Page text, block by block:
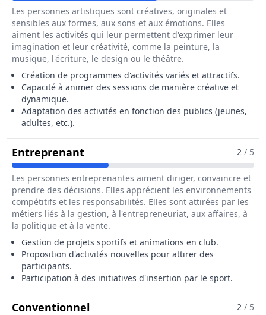
Les personnes artistiques sont créatives, originales et
sensibles aux formes, aux sons et aux émotions. Elles
aiment les activités qui leur permettent d'exprimer leur
imagination et leur créativité, comme la peinture, la
musique, l'écriture, le design ou le théâtre.
Création de programmes d'activités variés et attractifs.
Capacité à animer des sessions de manière créative et
dynamique.
Adaptation des activités en fonction des publics (jeunes,
adultes, etc.).
EntreprenantPour Le Métier De Animateur2 / 5
Les personnes entreprenantes aiment diriger, convaincre et
prendre des décisions. Elles apprécient les environnements
compétitifs et les responsabilités. Elles sont attirées par les
métiers liés à la gestion, à l'entrepreneuriat, aux affaires, à
la politique et à la vente.
Gestion de projets sportifs et animations en club.
Proposition d'activités nouvelles pour attirer des
participants.
Participation à des initiatives d'insertion par le sport.
ConventionnelPour Le Métier De Animateur
2 / 5